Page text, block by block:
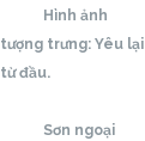
Hình ảnh
tượng trưng: Yêu lại
từ đầu.
Sơn ngoại